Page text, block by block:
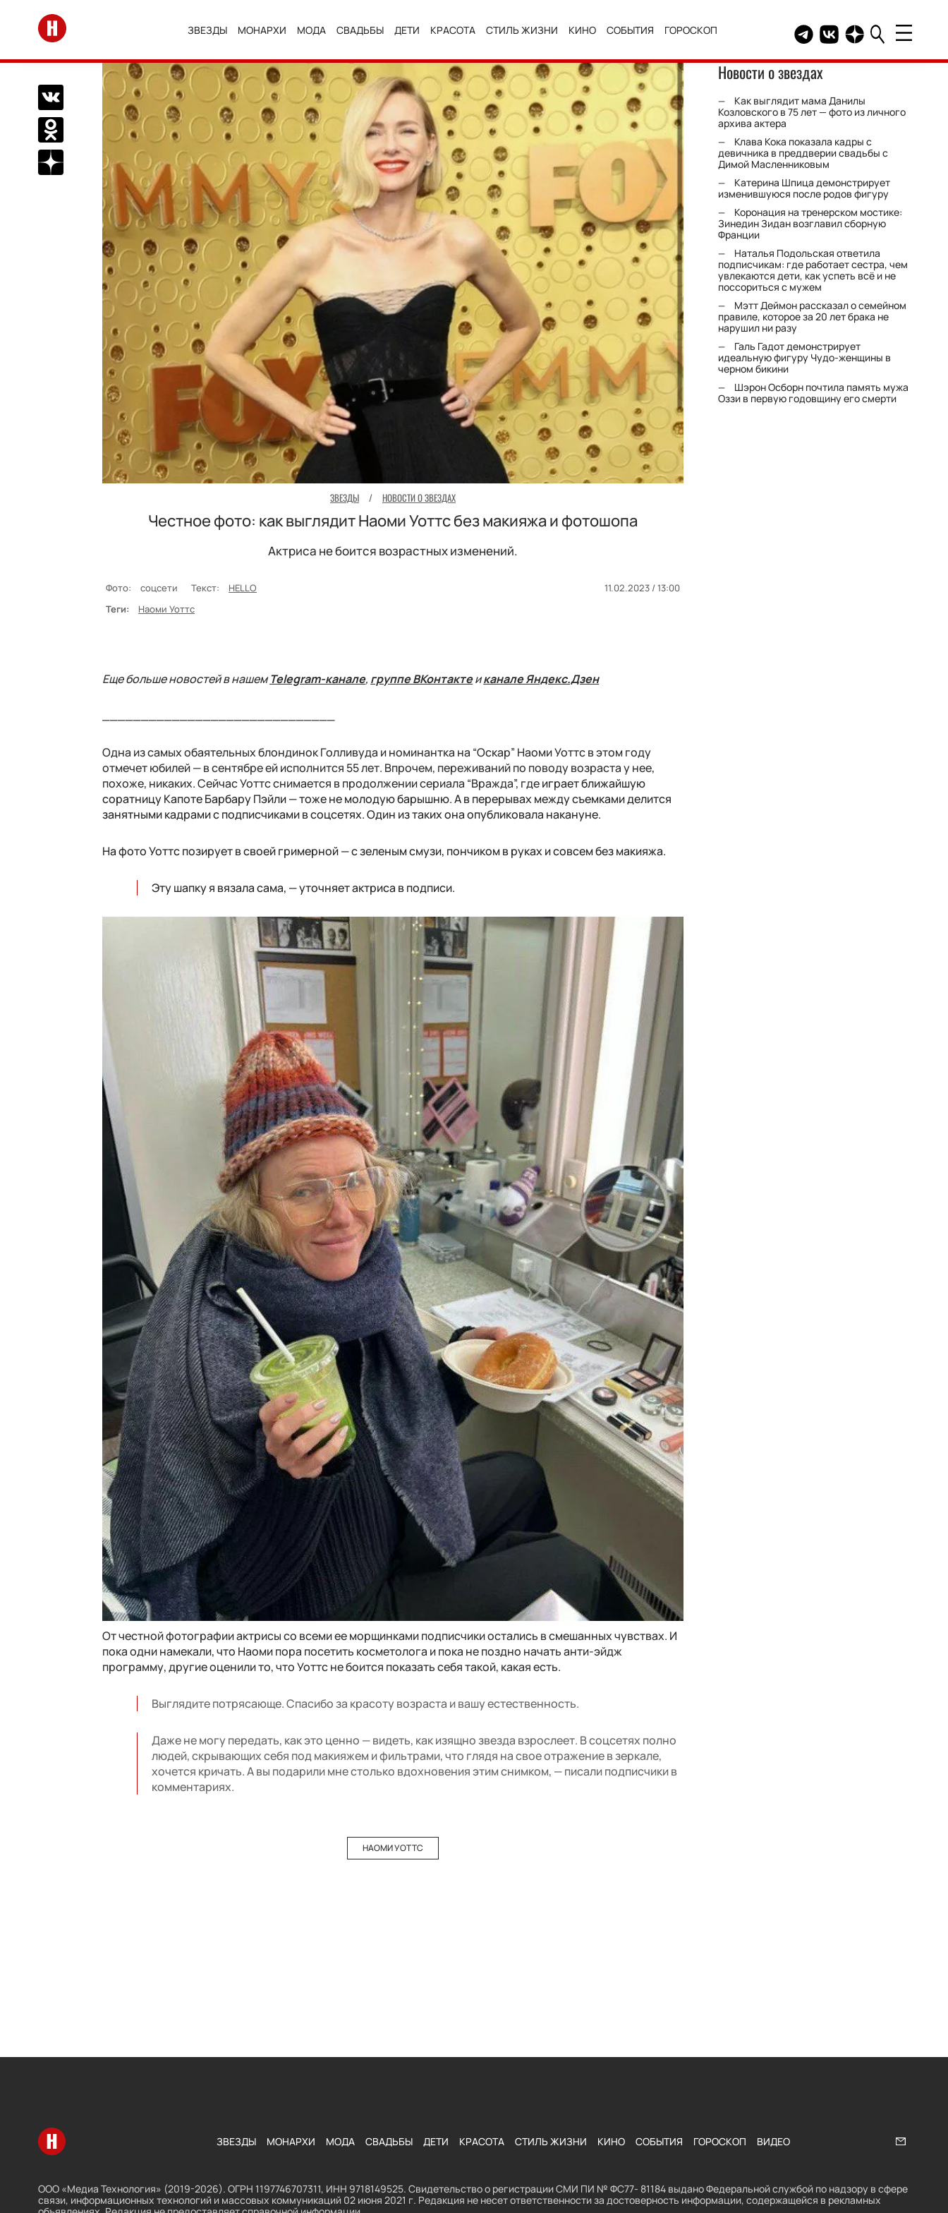
Перейти на главную
ЗВЕЗДЫ МОНАРХИ МОДА СВАДЬБЫ ДЕТИ КРАСОТА СТИЛЬ ЖИЗНИ КИНО СОБЫТИЯ ГОРОСКОП Telegram канал HELLO
Группа HELLO
Канал HELLO в
Поделиться Вконтакте
Поделиться в Одноклассниках
Подписаться на нас в Дзен
ЗВЕЗДЫ / НОВОСТИ О ЗВЕЗДАХ
Честное фото: как выглядит Наоми Уоттс без макияжа и фотошопа
Актриса не боится возрастных изменений.
Фото: соцсети Текст: HELLO
11.02.2023 / 13:00
Теги:
Наоми Уоттс
Еще больше новостей в нашемTelegram-канале, группе ВКонтактеиканале Яндекс.Дзен
Одна из самых обаятельных блондинок Голливуда и номинантка на “Оскар” Наоми Уоттс в этом году
отмечет юбилей — в сентябре ей исполнится 55 лет. Впрочем, переживаний по поводу возраста у нее,
похоже, никаких. Сейчас Уоттс снимается в продолжении сериала “Вражда”, гдеиграет ближайшую
соратницу Капоте Барбару Пэйли — тоже не молодую барышню. А в перерывах между съемками делится
занятными кадрами с подписчиками в соцсетях. Один из таких она опубликовала накануне.
На фото Уоттс позирует в своей гримерной — с зеленым смузи, пончиком в руках и совсем без макияжа.
Эту шапку я вязала сама, — уточняет актриса в подписи.
От честной фотографии актрисы со всеми ее морщинками подписчики остались в смешанных чувствах. И
пока одни намекали, что Наоми пора посетить косметолога и пока не поздно начать анти-эйдж
программу, другие оценили то, что Уоттс не боится показать себя такой, какая есть.
Выглядите потрясающе. Спасибо за красоту возраста и вашу естественность.
Даже не могу передать, как это ценно — видеть, как изящно звезда взрослеет. В соцсетях полно
людей, скрывающих себя под макияжем и фильтрами, что глядя на свое отражение в зеркале,
хочется кричать. А вы подарили мне столько вдохновения этим снимком, — писали подписчики в
комментариях.
НАОМИ УОТТС
Новости о звездах
Как выглядит мама Данилы
Козловского в 75 лет — фото из личного
архива актера
Клава Кока показала кадры с
девичника в преддверии свадьбы с
Димой Масленниковым
Катерина Шпица демонстрирует
изменившуюся после родов фигуру
Коронация на тренерском мостике:
Зинедин Зидан возглавил сборную
Франции
Наталья Подольская ответила
подписчикам: где работает сестра, чем
увлекаются дети, как успеть всё и не
поссориться с мужем
Мэтт Деймон рассказал о семейном
правиле, которое за 20 лет брака не
нарушил ни разу
Галь Гадот демонстрирует
идеальную фигуру Чудо-женщины в
черном бикини
Шэрон Осборн почтила память мужа
Оззи в первую годовщину его смерти
Перейти на главную ЗВЕЗДЫ МОНАРХИ МОДА СВАДЬБЫ ДЕТИ КРАСОТА СТИЛЬ ЖИЗНИ КИНО СОБЫТИЯ ГОРОСКОП ВИДЕО
ООО «Медиа Технология» (2019-2026). ОГРН 1197746707311, ИНН 9718149525. Свидетельство о регистрации СМИ ПИ № ФС77- 81184 выдано Федеральной службой по надзору в сфере
связи, информационных технологий и массовых коммуникаций 02 июня 2021 г. Редакция не несет ответственности за достоверность информации, содержащейся в рекламных